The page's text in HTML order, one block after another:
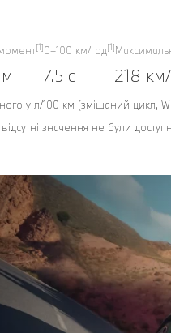
[1]0–100 км/год[1]
7.5 с 218
у л/100 км (змішаний цикл,
значення не були